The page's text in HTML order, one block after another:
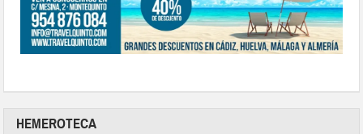
HEMEROTECA